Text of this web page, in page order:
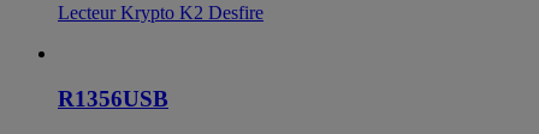
Lecteur Krypto K2 Desfire
R1356USB